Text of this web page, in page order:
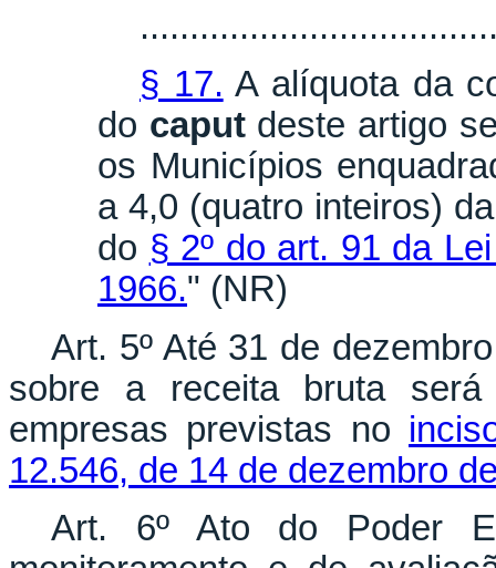
§ 17. A alíquota da
do caput deste artigo
os Municípios
a 4,0 (quatro inteiros)
do § 2º do art. 91 da
1966." (NR)
Art. 5º Até 31 de
sobre a receita bruta
empresas previstas no
12.546, de 14 de dezembro
Art. 6º Ato do Poder